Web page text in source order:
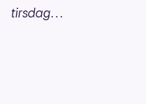
tirsdag…